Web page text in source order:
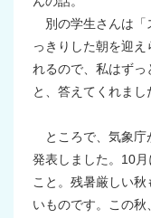
別の学生さんは「
っきりした朝を迎
れるので、私はずっ
と、答えてくれまし
ところで、気象庁
発表しました。 10
こと。残暑厳しい
いものです。この